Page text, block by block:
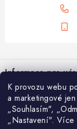
K provozu webu
a marketingové
„Souhlasím",
„Nastavení". Více
á
pInformace pro vás
Zámečnické služby
Státní instituce
Nákupní košík